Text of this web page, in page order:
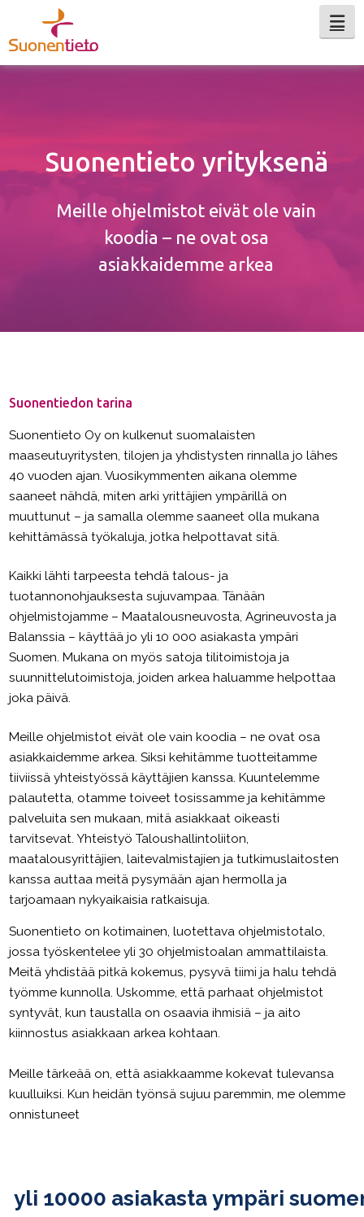
Suonentieto yrityksenä
Meille ohjelmistot eivät ole vain
koodia – ne ovat osa
asiakkaidemme arkea
Suonentiedon tarina
Suonentieto Oy on kulkenut suomalaisten
maaseutuyritysten, tilojen ja yhdistysten rinnalla jo lähes
40 vuoden ajan. Vuosikymmenten aikana olemme
saaneet nähdä, miten arki yrittäjien ympärillä on
muuttunut – ja samalla olemme saaneet olla mukana
kehittämässä työkaluja, jotka helpottavat sitä.
Kaikki lähti tarpeesta tehdä talous- ja
tuotannonohjauksesta sujuvampaa. Tänään
ohjelmistojamme – Maatalousneuvosta, Agrineuvosta ja
Balanssia – käyttää jo yli 10 000 asiakasta ympäri
Suomen. Mukana on myös satoja tilitoimistoja ja
suunnittelutoimistoja, joiden arkea haluamme helpottaa
joka päivä.
Meille ohjelmistot eivät ole vain koodia – ne ovat osa
asiakkaidemme arkea. Siksi kehitämme tuotteitamme
tiiviissä yhteistyössä käyttäjien kanssa. Kuuntelemme
palautetta, otamme toiveet tosissamme ja kehitämme
palveluita sen mukaan, mitä asiakkaat oikeasti
tarvitsevat. Yhteistyö Taloushallintoliiton,
maatalousyrittäjien, laitevalmistajien ja tutkimuslaitosten
kanssa auttaa meitä pysymään ajan hermolla ja
tarjoamaan nykyaikaisia ratkaisuja.
Suonentieto on kotimainen, luotettava ohjelmistotalo,
jossa työskentelee yli 30 ohjelmistoalan ammattilaista.
Meitä yhdistää pitkä kokemus, pysyvä tiimi ja halu tehdä
työmme kunnolla. Uskomme, että parhaat ohjelmistot
syntyvät, kun taustalla on osaavia ihmisiä – ja aito
kiinnostus asiakkaan arkea kohtaan.
Meille tärkeää on, että asiakkaamme kokevat tulevansa
kuulluiksi. Kun heidän työnsä sujuu paremmin, me olemme
onnistuneet
yli 10000 asiakasta ympäri